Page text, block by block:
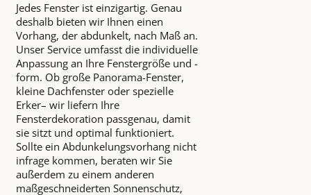
Jedes Fenster ist einzigartig. Genau
deshalb bieten wir Ihnen einen
Vorhang, der abdunkelt, nach Maß an.
Unser Service umfasst die individuelle
Anpassung an Ihre Fenstergröße und -
form. Ob große Panorama-Fenster,
kleine Dachfenster oder spezielle
Erker– wir liefern Ihre
Fensterdekoration passgenau, damit
sie sitzt und optimal funktioniert.
Sollte ein Abdunkelungsvorhang nicht
infrage kommen, beraten wir Sie
außerdem zu einem anderen
maßgeschneiderten Sonnenschutz,